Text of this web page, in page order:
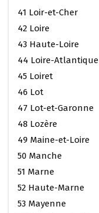
41 Loir-et-Cher
42 Loire
43 Haute-Loire
44 Loire-Atlantique
45 Loiret
46 Lot
47 Lot-et-Garonne
48 Lozère
49 Maine-et-Loire
50 Manche
51 Marne
52 Haute-Marne
53 Mayenne